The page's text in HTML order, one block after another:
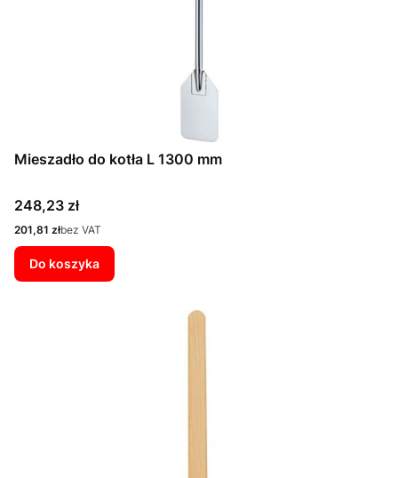
Mieszadło do kotła L 1300 mm
Cena
248,23 zł
Cena
201,81 złbez VAT
Do koszyka